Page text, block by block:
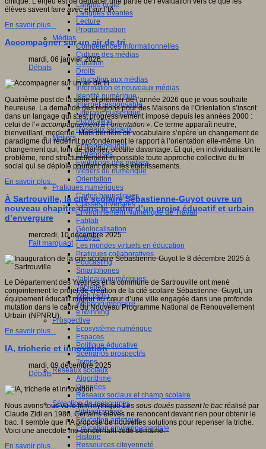
Langue orale
Langues vivantes
Lecture
Programmation
Médias
Compétences informationnelles
Culture des médias
Curation
Droits
Education aux médias
Information et nouveaux médias
Identité numérique
Internet responsable
Littératie numérique
Publication
Réseaux sociaux
Métiers
Entrepreneuriat
Entreprises
Evolutions des métiers
Métiers du numérique
Orientation
Pratiques numériques
Cartes heuristiques
Classes inversées
Environnement Numérique de Travail
Fablab
Géolocalisation
Images
Les mondes virtuels en éducation
Pratiques collaboratives
Podcasting
Smartphones
Tableaux numériques
Tablettes
Web radio
Webdocumentaire
eTwinning
Prospective
Ecosystème numérique
Espaces
Politique éducative
Scénarios prospectifs
Temps
Réseaux sociaux
Algorithme
Données
Réseaux sociaux et champ scolaire
Sélection de ressources
Bibliographies
Education artistique
Education environnementale
Histoire
Ressources citoyenneté
élèves savent faire avecetsurl’IA.
En savoir plus...
Accompagner sur un air de tri
mardi, 06 janvier 2026
Débats
Quatrième post de la série et premier de l’année 2026 que je vous souhaite
heureuse. La demande des régions pour des Maisons de l’Orientation s’inscrit
dans un langage qui s’est progressivement imposé depuis les années 2000 :
celui de l’« accompagnement à l’orientation ». Ce terme apparaît neutre,
bienveillant, moderne. Mais derrière ce vocabulaire s’opère un changement de
paradigme qui redéfinit profondément le rapport à l’orientation elle-même. Un
changement qui, loin de clarifier, occulte davantage. Et qui, en individualisant le
problème, rend structurellement impossible toute approche collective du tri
social qui se déploie pourtant dans les établissements.
En savoir plus...
À Sartrouville, la cité scolaire Sébastienne-Guyot ouvre un
nouveau chapitre dans le cadre d’un projet éducatif et urbain
d’envergure
mercredi, 10 décembre 2025
Fait marquant
Le Département des Yvelines et la commune de Sartrouville ont mené
conjointement le projet de création de la cité scolaire Sébastienne- Guyot, un
équipement éducatif majeur au cœur d’une ville engagée dans une profonde
mutation dans le cadre du Nouveau Programme National de Renouvellement
Urbain (NPNRU).
En savoir plus...
IA, tricherie et innovation
mardi, 09 décembre 2025
Débats
Nous avons tous vu le film mythiqueLes sous-doués passent le bac réalisé par
Claude Zidi en 1980. Certains élèves ne renoncent devant rien pour obtenir le
bac. Il semble que l'IA propose de nouvelles solutions pour repenser la triche.
Voici une anecdote me concernant cette semaine.
En savoir plus...